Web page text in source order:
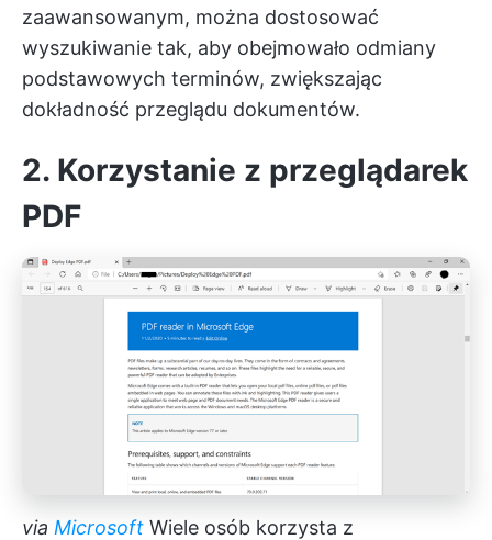
zaawansowanym, można dostosować
wyszukiwanie tak, aby obejmowało odmiany
podstawowych terminów, zwiększając
dokładność przeglądu dokumentów.
2. Korzystanie z przeglądarek
PDF
via Microsoft Wiele osób korzysta z